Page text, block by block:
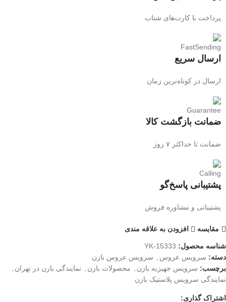
پرداخت با کارت‌های شتاب
ارسال سریع
ارسال در کوتاه‌ترین زمان
ضمانت بازگشت کالا
ضمانت تا حداکثر ۷ روز
پشتیبانی پاسخ‌گو
پشتیبانی و مشاوره فروش
مقایسه افزودن به علاقه مندی
شناسه محصول: YK-15333
دسته: سرویس عروس
سرویس عروس بازن
برچسب: سرویس جهیزیه بازن محصولات بازن نمایندگی بازن در تهران
نمایندگی سرویس پلاستیک بازن
اشتراک گذاری: